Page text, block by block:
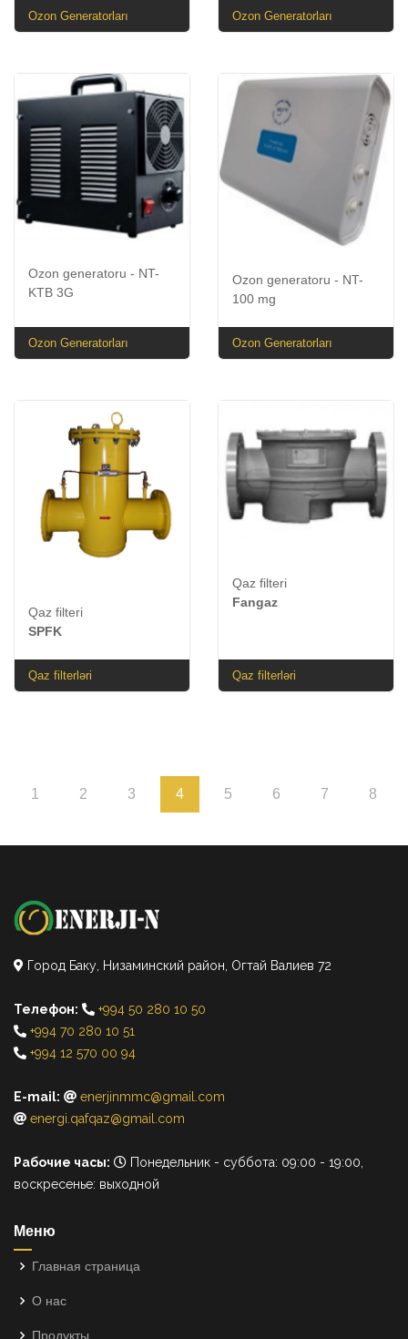
Ozon Generatorları Ozon Generatorları
Ozon generatoru - NT-
KTB 3G
Ozon Generatorları
Ozon generatoru - NT-
100 mg
Ozon Generatorları
Qaz filteri
SPFK
Qaz filterləri
Qaz filteri
Fangaz
Qaz filterləri
1 2 3 4 5 6 7 8
Город Баку, Низаминский район, Огтай Валиев 72
Телефон:
+994 50 280 10 50
+994 70 280 10 51
+994 12 570 00 94
E-mail:
enerjinmmc@gmail.com
energi.qafqaz@gmail.com
Рабочие часы:
Понедельник - суббота: 09:00 - 19:00,
воскресенье: выходной
Меню
Главная страница
О нас
Продукты